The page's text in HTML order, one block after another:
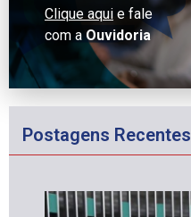
Clique aqui e fale
com aOuvidoria
Postagens Recentes